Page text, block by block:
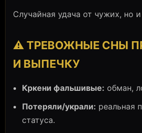
Случайная удача от чужих, но
⚠️ ТРЕВОЖНЫЕ СНЫ
И ВЫПЕЧКУ
Кркени фальшивые: обман,
Потеряли/украли: реальная
статуса.